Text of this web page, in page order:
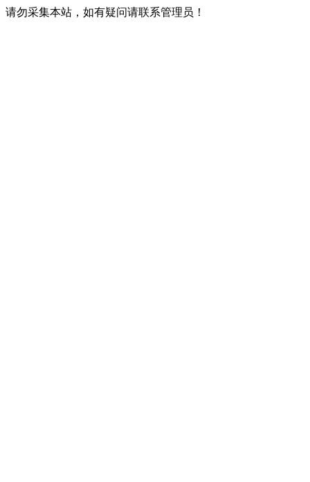
请勿采集本站，如有疑问请联系管理员！